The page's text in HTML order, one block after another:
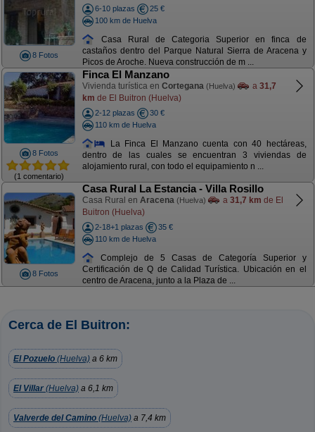
8 Fotos
6-10 plazas
25 €
100 km de Huelva
Casa Rural de Categoria Superior en finca de
castaños dentro del Parque Natural Sierra de Aracena y
Picos de Aroche. Nueva construcción de m ...
8 Fotos
(1 comentario)
Finca El Manzano
Vivienda turística en Cortegana (Huelva) a 31,7
km de El Buitron (Huelva)
2-12 plazas
30 €
110 km de Huelva
La Finca El Manzano cuenta con 40 hectáreas,
dentro de las cuales se encuentran 3 viviendas de
alojamiento rural, con todo el equipamiento n ...
8 Fotos
Casa Rural La Estancia - Villa Rosillo
Casa Rural en Aracena (Huelva) a 31,7 km de El
Buitron (Huelva)
2-18+1 plazas
35 €
110 km de Huelva
Complejo de 5 Casas de Categoría Superior y
Certificación de Q de Calidad Turística. Ubicación en el
centro de Aracena, junto a la Plaza de ...
Cerca de El Buitron:
El Pozuelo (Huelva) a 6 km
El Villar (Huelva) a 6,1 km
Valverde del Camino (Huelva) a 7,4 km